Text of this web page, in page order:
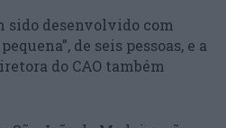
sido desenvolvido com
de seis pessoas, e a
do CAO também